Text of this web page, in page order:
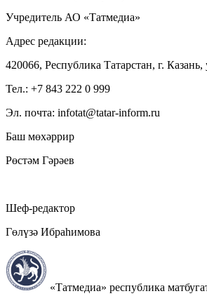
Учредитель АО «Татмедиа»
Адрес редакции:
420066, Республика Татарстан, г.
Тел.: +7 843 222 0 999
Эл. почта: infotat@tatar-inform.ru
Баш мөхәррир
Рөстәм Гәрәев
Шеф-редактор
Гөлүзә Ибраһимова
«Татмедиа» республика